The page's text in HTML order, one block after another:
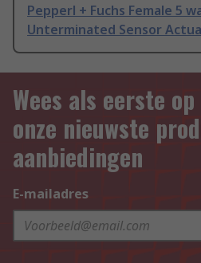
Pepperl + Fuchs Female 5
Unterminated Sensor
Wees als eerste
onze nieuwste
aanbiedingen
E-mailadres